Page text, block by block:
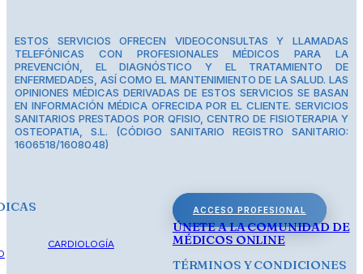
ESTOS SERVICIOS OFRECEN VIDEOCONSULTAS Y LLAMADAS
TELEFÓNICAS CON PROFESIONALES MÉDICOS PARA LA
PREVENCIÓN, EL DIAGNÓSTICO Y EL TRATAMIENTO DE
ENFERMEDADES, ASÍ COMO EL MANTENIMIENTO DE LA SALUD. LAS
OPINIONES MÉDICAS DERIVADAS DE ESTOS SERVICIOS SE BASAN
EN INFORMACIÓN MÉDICA OFRECIDA POR EL CLIENTE. SERVICIOS
SANITARIOS PRESTADOS POR QFISIO, CENTRO DE FISIOTERAPIA Y
OSTEOPATIA, S.L. (CÓDIGO SANITARIO REGISTRO SANITARIO:
1606518/1608048)
CARDIOLOGÍA
ACCESO PROFESIONAL
ÚNETE A LA COMUNIDAD DE
MÉDICOS ONLINE
TÉRMINOS Y CONDICIONES